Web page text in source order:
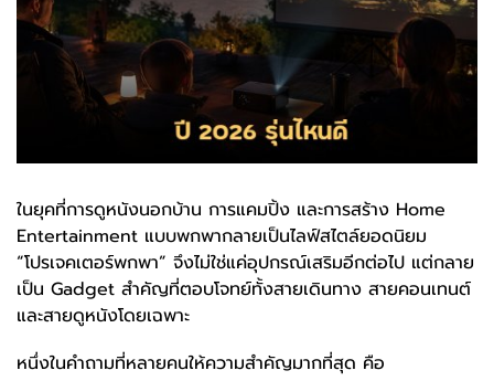
ในยุคที่การดูหนังนอกบ้าน การแคมปิ้ง และการสร้าง Home
Entertainment แบบพกพากลายเป็นไลฟ์สไตล์ยอดนิยม
“โปรเจคเตอร์พกพา” จึงไม่ใช่แค่อุปกรณ์เสริมอีกต่อไป แต่กลาย
เป็น Gadget สำคัญที่ตอบโจทย์ทั้งสายเดินทาง สายคอนเทนต์
และสายดูหนังโดยเฉพาะ
หนึ่งในคำถามที่หลายคนให้ความสำคัญมากที่สุด คือ